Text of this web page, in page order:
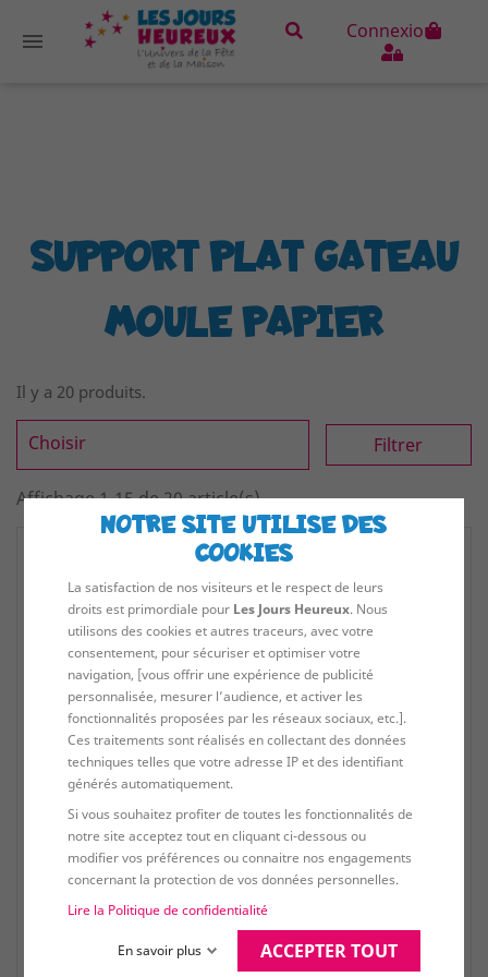
 Connexion
SUPPORT PLAT GATEAU
MOULE PAPIER
Il y a 20 produits.
Choisir Filtrer
Affichage 1-15 de 20 article(s)
NOTRE SITE UTILISE DES
COOKIES
La satisfaction de nos visiteurs et le respect de leurs
droits est primordiale pour Les Jours Heureux. Nous
utilisons des cookies et autres traceurs, avec votre
consentement, pour sécuriser et optimiser votre
navigation, [vous offrir une expérience de publicité
personnalisée, mesurer l’audience, et activer les
fonctionnalités proposées par les réseaux sociaux, etc.].
Ces traitements sont réalisés en collectant des données
techniques telles que votre adresse IP et des identifiant
générés automatiquement.
Si vous souhaitez profiter de toutes les fonctionnalités de
notre site acceptez tout en cliquant ci-dessous ou
modifier vos préférences ou connaitre nos engagements
concernant la protection de vos données personnelles.
Lire la Politique de confidentialité
En savoir plus ACCEPTER TOUT